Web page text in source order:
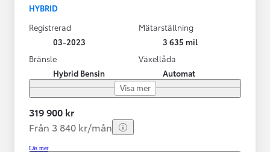
HYBRID
Registrerad
03-2023
Mätarställning
3 635 mil
Bränsle
Hybrid Bensin
Växellåda
Automat
Visa mer
319 900 kr
Från 3 840 kr/mån
Läs mer